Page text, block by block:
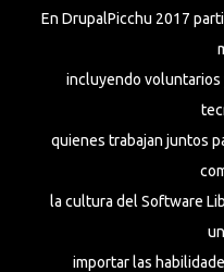
En DrupalPicchu 2017
incluyendo voluntarios
quienes trabajan juntos
la cultura del Software
importar las